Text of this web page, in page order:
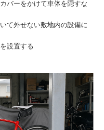
バーをかけて車体を隠すな
て外せない敷地内の設備に
設置する